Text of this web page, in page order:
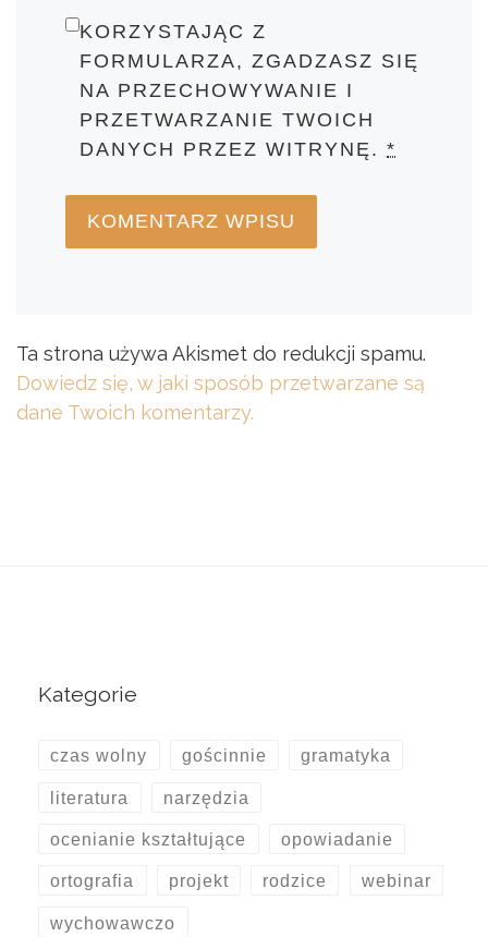
KORZYSTAJĄC Z
FORMULARZA, ZGADZASZ SIĘ
NA PRZECHOWYWANIE I
PRZETWARZANIE TWOICH
DANYCH PRZEZ WITRYNĘ.*
Ta strona używa Akismet do redukcji spamu.
Dowiedz się, w jaki sposób przetwarzane są
dane Twoich komentarzy.
Kategorie
czas wolny gościnnie gramatyka
literatura narzędzia
ocenianie kształtujące opowiadanie
ortografia projekt rodzice webinar
wychowawczo